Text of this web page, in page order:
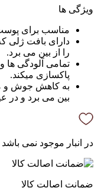
ویژگی ها
مناسب برای
دارای بافت ژلی
را از بین می برد.
تمامی آلودگی
پاکسازی میکند.
به کاهش جوش و
بین می برد و در
در انبار موجود نمی باشد
ضمانت اصالت کالا